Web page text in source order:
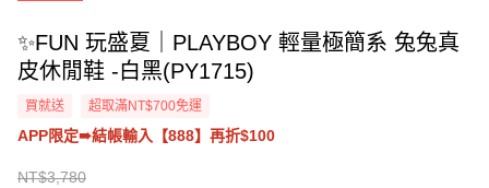
✨FUN 玩盛夏｜PLAYBOY 輕量極簡系 兔兔真
皮休閒鞋 -白黑(PY1715)
買就送 超取滿NT$700免運
APP限定➠結帳輸入【888】再折$100
NT$3,780